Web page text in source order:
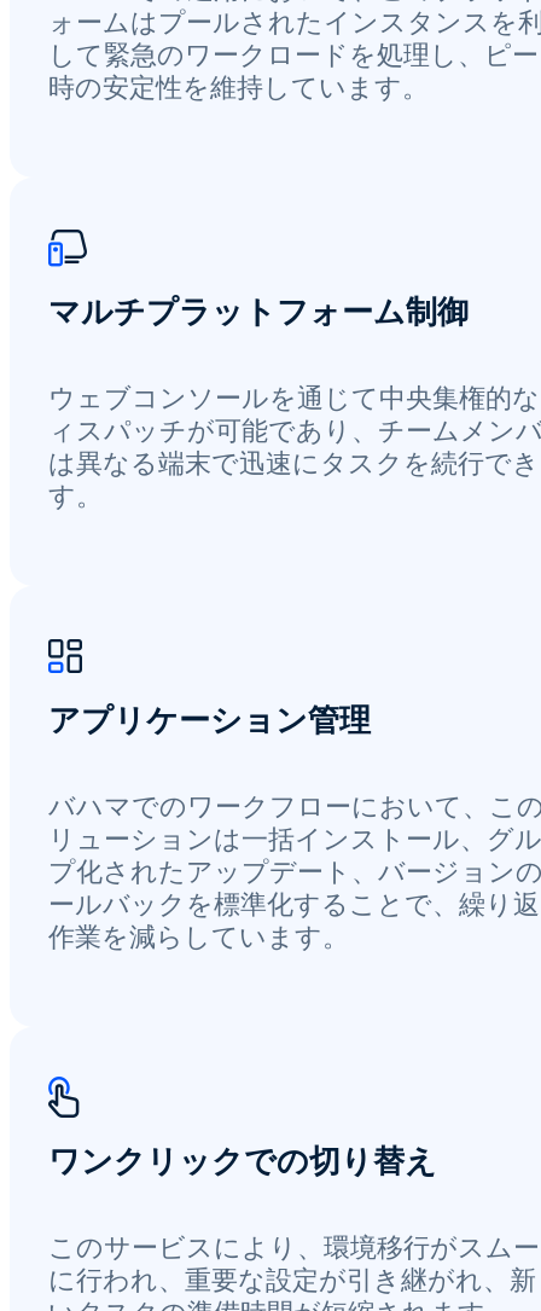
ォームはプールされたインスタンスを
して緊急のワークロードを処理し、ピ
時の安定性を維持しています。
マルチプラットフォーム制御
ウェブコンソールを通じて中央集権的
ィスパッチが可能であり、チームメン
は異なる端末で迅速にタスクを続行で
す。
アプリケーション管理
バハマでのワークフローにおいて、こ
リューションは一括インストール、グ
プ化されたアップデート、バージョン
ールバックを標準化することで、繰り
作業を減らしています。
ワンクリックでの切り替え
このサービスにより、環境移行がスム
に行われ、重要な設定が引き継がれ、